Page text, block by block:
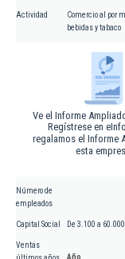
Actividad
Comercio al por
bebidas y tabaco
Ve el Informe
Regístrese en
regalamos el Informe
esta
Número de
empleados
Capital Social De 3.100 a
Ventas